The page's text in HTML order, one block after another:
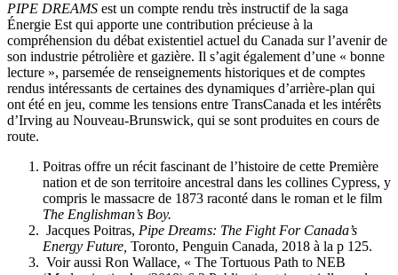
PIPE DREAMS est un compte rendu très instructif de la saga
Énergie Est qui apporte une contribution précieuse à la
compréhension du débat existentiel actuel du Canada sur l’avenir de
son industrie pétrolière et gazière. Il s’agit également d’une « bonne
lecture », parsemée de renseignements historiques et de comptes
rendus intéressants de certaines des dynamiques d’arrière-plan qui
ont été en jeu, comme les tensions entre TransCanada et les intérêts
d’Irving au Nouveau-Brunswick, qui se sont produites en cours de
route.
Poitras offre un récit fascinant de l’histoire de cette Première
nation et de son territoire ancestral dans les collines Cypress, y
compris le massacre de 1873 raconté dans le roman et le film
The Englishman’s Boy.
Jacques Poitras, Pipe Dreams: The Fight For Canada’s
Energy Future, Toronto, Penguin Canada, 2018 à la p 125.
Voir aussi Ron Wallace, « The Tortuous Path to NEB